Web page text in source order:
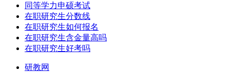
同等学力申硕考试
在职研究生分数线
在职研究生如何报名
在职研究生含金量高吗
在职研究生好考吗
研教网